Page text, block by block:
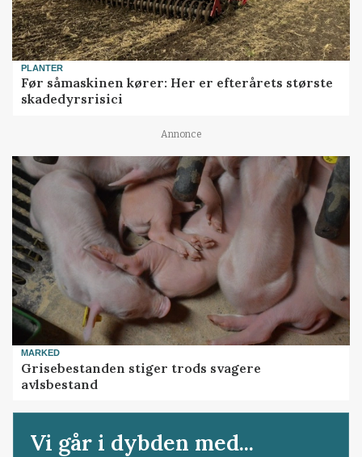
PLANTER
Før såmaskinen kører: Her er efterårets største
skadedyrsrisici
Annonce
MARKED
Grisebestanden stiger trods svagere
avlsbestand
Vi går i dybden med...